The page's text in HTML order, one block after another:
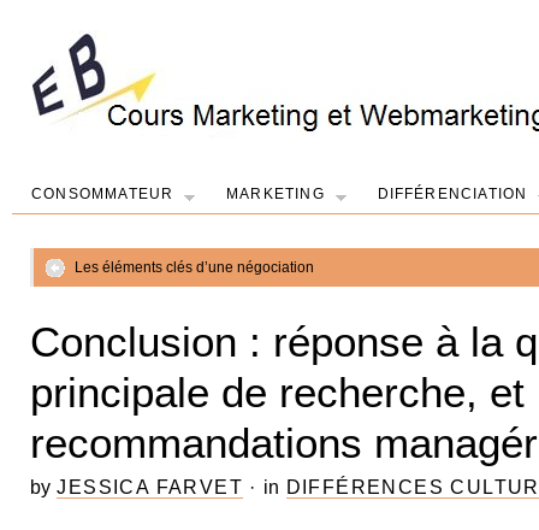
CONSOMMATEUR MARKETING DIFFÉRENCIATION
Les éléments clés d’une négociation
Conclusion : réponse à la
principale de recherche, et
recommandations
by JESSICA FARVET · in DIFFÉRENCES